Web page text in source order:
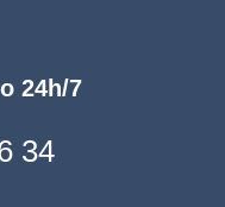
24h/7
34